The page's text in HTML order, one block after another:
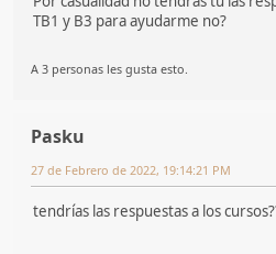
TB1 y B3 para ayudarme no?
A 3 personas les gusta esto.
Pasku
27 de Febrero de 2022, 19:14:21 PM
tendrías las respuestas a los